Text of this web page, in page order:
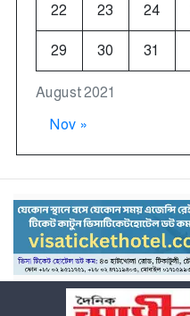
August 2021
22 23 24
29 30 31
Nov »